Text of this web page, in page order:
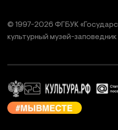
© 1997-2026 ФГБУК
культурный музей-